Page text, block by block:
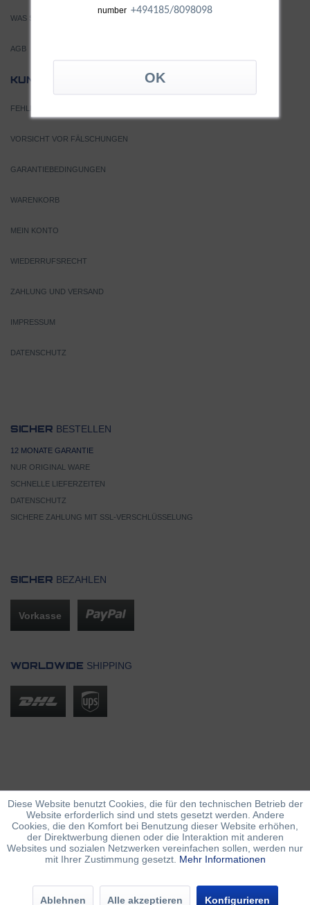
number +494185/8098098
WAS SIND TURBOLADER?
AGB
KUNDEN
FEHLERSUCHE
VORSICHT VOR FÄLSCHUNGEN
GARANTIEBEDINGUNGEN
WARENKORB
MEIN KONTO
WIEDERRUFSRECHT
ZAHLUNG UND VERSAND
IMPRESSUM
DATENSCHUTZ
SICHER BESTELLEN
12 MONATE GARANTIE
NUR ORIGINAL WARE
SCHNELLE LIEFERZEITEN
DATENSCHUTZ
SICHERE ZAHLUNG MIT SSL-VERSCHLÜSSELUNG
SICHER BEZAHLEN
Vorkasse
WORLDWIDE SHIPPING
Diese Website benutzt Cookies, die für den technischen Betrieb der
Website erforderlich sind und stets gesetzt werden. Andere
Cookies, die den Komfort bei Benutzung dieser Website erhöhen,
der Direktwerbung dienen oder die Interaktion mit anderen
Websites und sozialen Netzwerken vereinfachen sollen, werden nur
mit Ihrer Zustimmung gesetzt. Mehr Informationen
Ablehnen Alle akzeptieren Konfigurieren